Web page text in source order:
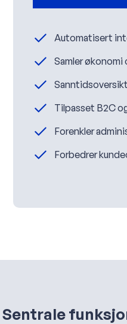
Automatisert
Samler
Tilpasset B2C
Forenkler
Forbedrer
Sentrale